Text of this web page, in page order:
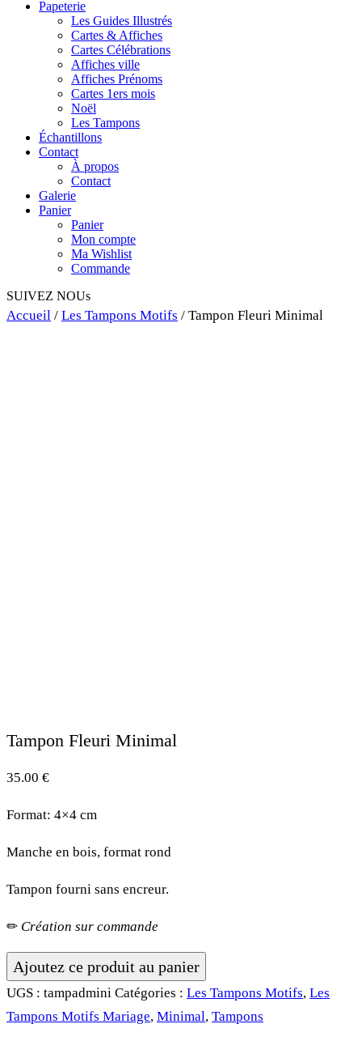
Papeterie
Les Guides Illustrés
Cartes & Affiches
Cartes Célébrations
Affiches ville
Affiches Prénoms
Cartes 1ers mois
Noël
Les Tampons
Échantillons
Contact
À propos
Contact
Galerie
Panier
Panier
Mon compte
Ma Wishlist
Commande
SUIVEZ NOUs
Accueil / Les Tampons Motifs / Tampon Fleuri Minimal
Tampon Fleuri Minimal
35.00 €
Format: 4×4 cm
Manche en bois, format rond
Tampon fourni sans encreur.
✏︎ Création sur commande
quantité
de
Tampon
Ajoutez ce produit au panier
UGS : tampadmini Catégories : Les Tampons Motifs, Les
Tampons Motifs Mariage, Minimal, Tampons